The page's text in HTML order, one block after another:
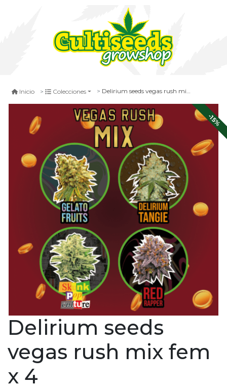
Inicio Colecciones Delirium seeds vegas rush mix fem x 4
-15%
Delirium seeds
vegas rush mix fem
x 4